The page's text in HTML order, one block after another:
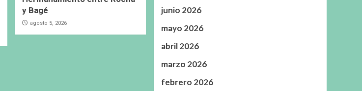
y Bagé
agosto 5, 2026
junio 2026
mayo 2026
abril 2026
marzo 2026
febrero 2026